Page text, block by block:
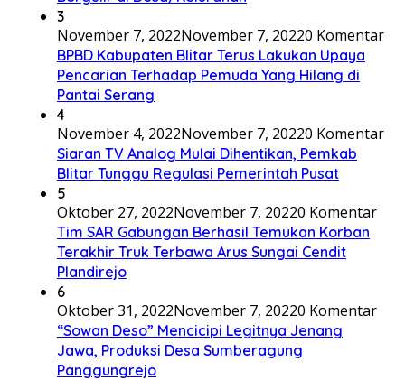
3
November 7, 2022November 7, 20220 Komentar
BPBD Kabupaten Blitar Terus Lakukan Upaya
Pencarian Terhadap Pemuda Yang Hilang di
Pantai Serang
4
November 4, 2022November 7, 20220 Komentar
Siaran TV Analog Mulai Dihentikan, Pemkab
Blitar Tunggu Regulasi Pemerintah Pusat
5
Oktober 27, 2022November 7, 20220 Komentar
Tim SAR Gabungan Berhasil Temukan Korban
Terakhir Truk Terbawa Arus Sungai Cendit
Plandirejo
6
Oktober 31, 2022November 7, 20220 Komentar
“Sowan Deso” Mencicipi Legitnya Jenang
Jawa, Produksi Desa Sumberagung
Panggungrejo